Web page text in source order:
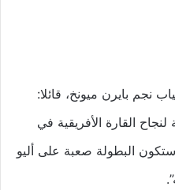
بايرن ميونخ، قائلا:
القارة الأفريقية في
البطولة صعبة على أليو